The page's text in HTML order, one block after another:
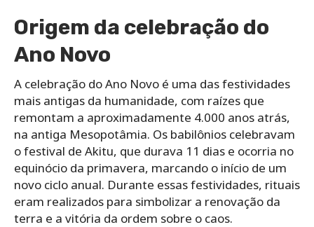
Origem da celebração do
Ano Novo
A celebração do Ano Novo é uma das festividades
mais antigas da humanidade, com raízes que
remontam a aproximadamente 4.000 anos atrás,
na antiga Mesopotâmia. Os babilônios celebravam
o festival de Akitu, que durava 11 dias e ocorria no
equinócio da primavera, marcando o início de um
novo ciclo anual. Durante essas festividades, rituais
eram realizados para simbolizar a renovação da
terra e a vitória da ordem sobre o caos.